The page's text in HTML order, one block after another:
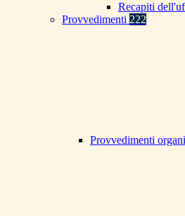
Recapiti
Provvedimenti 222
Provvedimenti